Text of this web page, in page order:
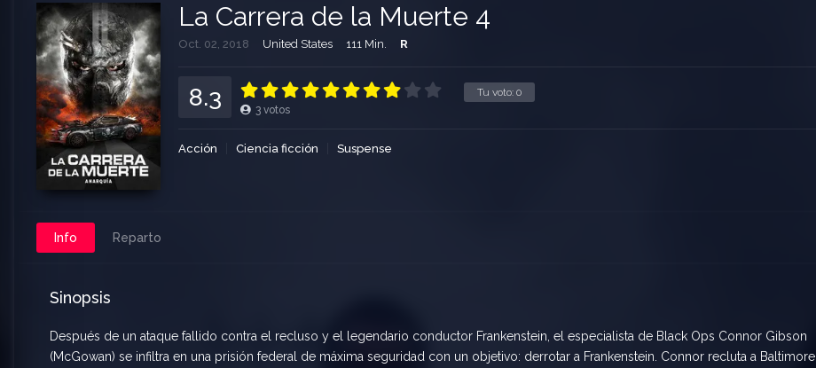
La Carrera de la Muerte 4
Oct. 02, 2018 United States 111 Min. R
Tu voto: 0
8.3 3 votos
Acción Ciencia ficción Suspense
Info Reparto
Sinopsis
Después de un ataque fallido contra el recluso y el legendario conductor Frankenstein, el especialista de Black Ops Connor Gibson
(McGowan) se infiltra en una prisión federal de máxima seguridad con un objetivo: derrotar a Frankenstein. Connor recluta a Baltimore